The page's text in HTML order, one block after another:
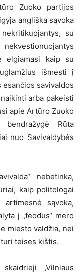
Zuoko partijos
angliška sąvoka
su
elgiamasi kaip su
išmesti į
savivaldos
arba pakeisti
apie Artūro Zuoko
bendražygė Rūta
nuo Savivaldybės
nebetinka,
kaip politologai
artimesnė sąvoka,
į „feodus“ mero
miesto valdžia, nei
teisės kištis.
„Vilniaus